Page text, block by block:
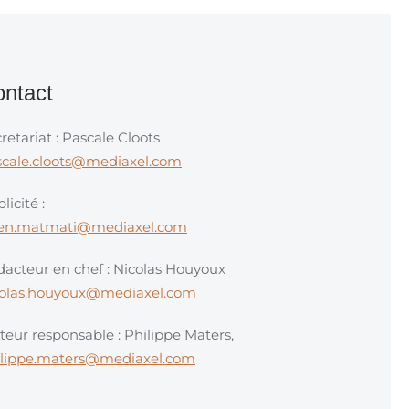
: Pascale Cloots
:
en chef : Nicolas Houyoux
responsable : Philippe Maters,